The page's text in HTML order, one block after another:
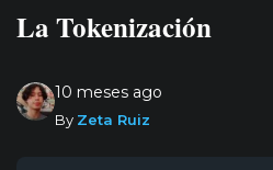
La Tokenización
10 meses ago
By Zeta Ruiz